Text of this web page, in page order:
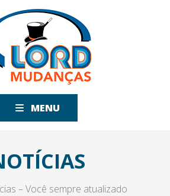
MENU
– Você sempre atualizado